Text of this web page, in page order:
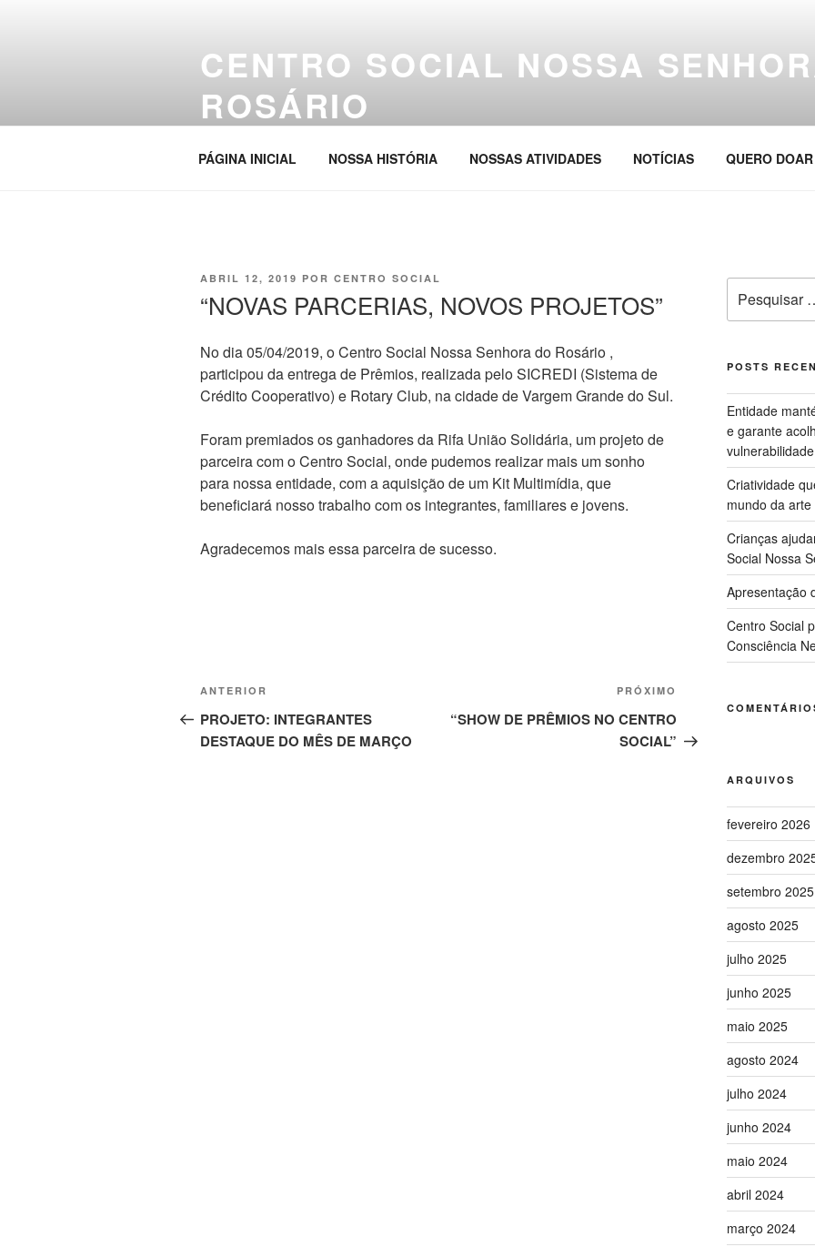
CENTRO SOCIAL NOSSA
ROSÁRIO
PÁGINA INICIAL NOSSA HISTÓRIA NOSSAS ATIVIDADES NOTÍCIAS QUERO DOAR
PUBLICADO
ABRIL 12, 2019 POR CENTRO SOCIAL
“NOVAS PARCERIAS, NOVOS PROJETOS”
No dia 05/04/2019, o Centro Social Nossa Senhora do Rosário ,
participou da entrega de Prêmios, realizada pelo SICREDI (Sistema de
Crédito Cooperativo) e Rotary Club, na cidade de Vargem Grande do Sul.
Foram premiados os ganhadores da Rifa União Solidária, um projeto de
parceira com o Centro Social, onde pudemos realizar mais um sonho
para nossa entidade, com a aquisição de um Kit Multimídia, que
beneficiará nosso trabalho com os integrantes, familiares e jovens.
Agradecemos mais essa parceira de sucesso.
Navegação
de
Post
Post
anterior
ANTERIOR
PROJETO: INTEGRANTES
DESTAQUE DO MÊS DE MARÇO
PRÓXIMO
“SHOW DE PRÊMIOS NO CENTRO
SOCIAL”
por:
POSTS
Entidade
e garante
vulnerabilidade
Criatividade
mundo da
Crianças
Social Nossa
Apresentação
Centro Social
Consciência
ARQUIVOS
fevereiro 2026
dezembro
setembro 2025
agosto 2025
julho 2025
junho 2025
maio 2025
agosto 2024
julho 2024
junho 2024
maio 2024
abril 2024
março 2024